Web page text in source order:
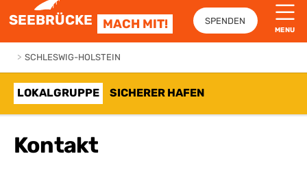
SEEBRÜCKE MACH MIT! SPENDEN
MENU
> SCHLESWIG-HOLSTEIN
LOKALGRUPPE SICHERER HAFEN
Kontakt